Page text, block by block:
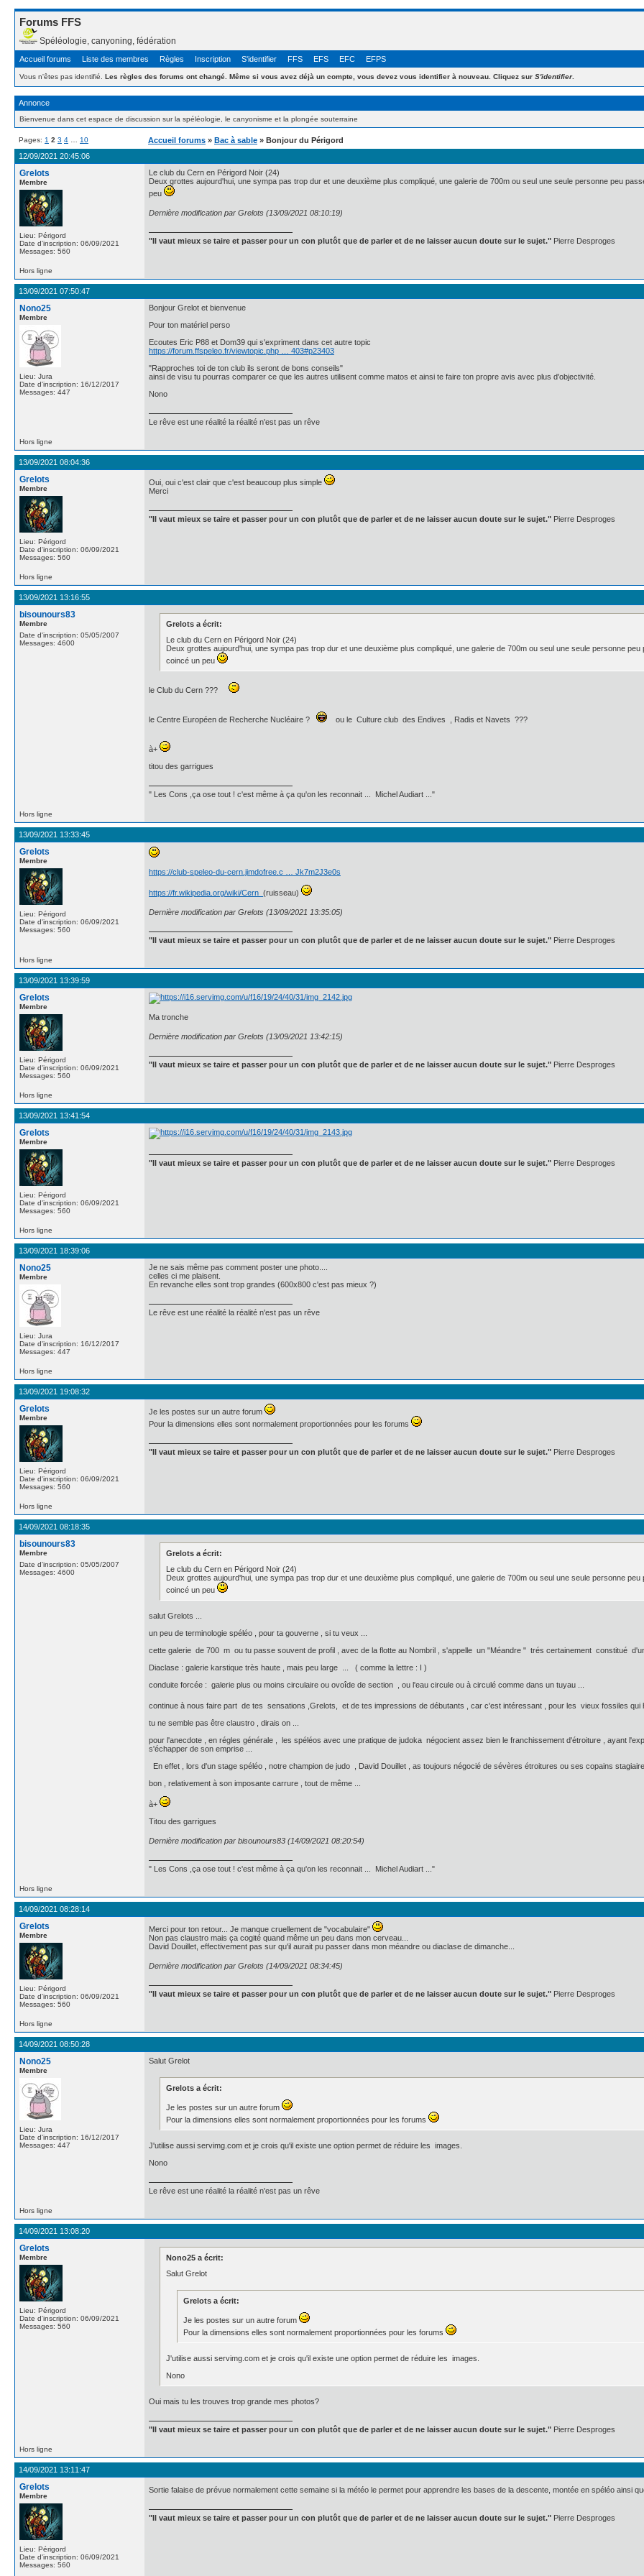
Forums FFS
Spéléologie, canyoning, fédération
Accueil forums Liste des membres Règles Inscription S'identifier FFS EFS EFC EFPS
Vous n'êtes pas identifié. Les règles des forums ont changé. Même si vous avez déjà un compte, vous devez vous identifier à nouveau. Cliquez sur S'identifier.
Annonce
Bienvenue dans cet espace de discussion sur la spéléologie, le canyonisme et la plongée souterraine
Pages: 1 2 3 4 10 Accueil forums » Bac à sable » Bonjour du Périgord
12/09/2021 20:45:06
Grelots
Membre
Lieu: Périgord
Date d'inscription: 06/09/2021
Messages: 560
Le club du Cern en Périgord Noir (24)
Deux grottes aujourd'hui, une sympa pas trop dur et une deuxième plus compliqué, une galerie de 700m ou seul une seule personne peu
peu
Dernière modification par Grelots (13/09/2021 08:10:19)
"Il vaut mieux se taire et passer pour un con plutôt que de parler et de ne laisser aucun doute sur le sujet." Pierre Desproges
Hors ligne
13/09/2021 07:50:47
Nono25
Membre
Lieu: Jura
Date d'inscription: 16/12/2017
Messages: 447
Bonjour Grelot et bienvenue
Pour ton matériel perso
Ecoutes Eric P88 et Dom39 qui s'expriment dans cet autre topic
https://forum.ffspeleo.fr/viewtopic.php … 403#p23403
"Rapproches toi de ton club ils seront de bons conseils"
ainsi de visu tu pourras comparer ce que les autres utilisent comme matos et ainsi te faire ton propre avis avec plus d'objectivité.
Nono
Le rêve est une réalité la réalité n'est pas un rêve
Hors ligne
13/09/2021 08:04:36
Grelots
Membre
Lieu: Périgord
Date d'inscription: 06/09/2021
Messages: 560
Oui, oui c'est clair que c'est beaucoup plus simple
Merci
"Il vaut mieux se taire et passer pour un con plutôt que de parler et de ne laisser aucun doute sur le sujet." Pierre Desproges
Hors ligne
13/09/2021 13:16:55
bisounours83
Membre
Date d'inscription: 05/05/2007
Messages: 4600
Grelots a écrit:
Le club du Cern en Périgord Noir (24)
Deux grottes aujourd'hui, une sympa pas trop dur et une deuxième plus compliqué, une galerie de 700m ou seul une seule personne
coincé un peu
le Club du Cern ???
le Centre Européen de Recherche Nucléaire ? ou le Culture club des Endives , Radis et Navets ???
à+
titou des garrigues
" Les Cons ,ça ose tout ! c'est même à ça qu'on les reconnait ... Michel Audiart ..."
Hors ligne
13/09/2021 13:33:45
Grelots
Membre
Lieu: Périgord
Date d'inscription: 06/09/2021
Messages: 560
https://club-speleo-du-cern.jimdofree.c … Jk7m2J3e0s
https://fr.wikipedia.org/wiki/Cern_ (ruisseau)
Dernière modification par Grelots (13/09/2021 13:35:05)
"Il vaut mieux se taire et passer pour un con plutôt que de parler et de ne laisser aucun doute sur le sujet." Pierre Desproges
Hors ligne
13/09/2021 13:39:59
Grelots
Membre
Lieu: Périgord
Date d'inscription: 06/09/2021
Messages: 560
Ma tronche
Dernière modification par Grelots (13/09/2021 13:42:15)
"Il vaut mieux se taire et passer pour un con plutôt que de parler et de ne laisser aucun doute sur le sujet." Pierre Desproges
Hors ligne
13/09/2021 13:41:54
Grelots
Membre
Lieu: Périgord
Date d'inscription: 06/09/2021
Messages: 560
"Il vaut mieux se taire et passer pour un con plutôt que de parler et de ne laisser aucun doute sur le sujet." Pierre Desproges
Hors ligne
13/09/2021 18:39:06
Nono25
Membre
Lieu: Jura
Date d'inscription: 16/12/2017
Messages: 447
Je ne sais même pas comment poster une photo....
celles ci me plaisent.
En revanche elles sont trop grandes (600x800 c'est pas mieux ?)
Le rêve est une réalité la réalité n'est pas un rêve
Hors ligne
13/09/2021 19:08:32
Grelots
Membre
Lieu: Périgord
Date d'inscription: 06/09/2021
Messages: 560
Je les postes sur un autre forum
Pour la dimensions elles sont normalement proportionnées pour les forums
"Il vaut mieux se taire et passer pour un con plutôt que de parler et de ne laisser aucun doute sur le sujet." Pierre Desproges
Hors ligne
14/09/2021 08:18:35
bisounours83
Membre
Date d'inscription: 05/05/2007
Messages: 4600
Grelots a écrit:
Le club du Cern en Périgord Noir (24)
Deux grottes aujourd'hui, une sympa pas trop dur et une deuxième plus compliqué, une galerie de 700m ou seul une seule personne
coincé un peu
salut Grelots ...
un peu de terminologie spéléo , pour ta gouverne , si tu veux ...
cette galerie de 700 m ou tu passe souvent de profil , avec de la flotte au Nombril , s'appelle un "Méandre " trés certainement constitué
Diaclase : galerie karstique très haute , mais peu large ... ( comme la lettre : I )
conduite forcée : galerie plus ou moins circulaire ou ovoîde de section , ou l'eau circule ou à circulé comme dans un tuyau ...
continue à nous faire part de tes sensations ,Grelots, et de tes impressions de débutants , car c'est intéressant , pour les vieux fossiles qui
tu ne semble pas être claustro , dirais on ...
pour l'anecdote , en régles générale , les spéléos avec une pratique de judoka négocient assez bien le franchissement d'étroiture , ayant
s'échapper de son emprise ...
En effet , lors d'un stage spéléo , notre champion de judo , David Douillet , as toujours négocié de sévères étroitures ou ses copains
bon , relativement à son imposante carrure , tout de même ...
à+
Titou des garrigues
Dernière modification par bisounours83 (14/09/2021 08:20:54)
" Les Cons ,ça ose tout ! c'est même à ça qu'on les reconnait ... Michel Audiart ..."
Hors ligne
14/09/2021 08:28:14
Grelots
Membre
Lieu: Périgord
Date d'inscription: 06/09/2021
Messages: 560
Merci pour ton retour... Je manque cruellement de "vocabulaire"
Non pas claustro mais ça cogité quand même un peu dans mon cerveau...
David Douillet, effectivement pas sur qu'il aurait pu passer dans mon méandre ou diaclase de dimanche...
Dernière modification par Grelots (14/09/2021 08:34:45)
"Il vaut mieux se taire et passer pour un con plutôt que de parler et de ne laisser aucun doute sur le sujet." Pierre Desproges
Hors ligne
14/09/2021 08:50:28
Nono25
Membre
Lieu: Jura
Date d'inscription: 16/12/2017
Messages: 447
Salut Grelot
Grelots a écrit:
Je les postes sur un autre forum
Pour la dimensions elles sont normalement proportionnées pour les forums
J'utilise aussi servimg.com et je crois qu'il existe une option permet de réduire les images.
Nono
Le rêve est une réalité la réalité n'est pas un rêve
Hors ligne
14/09/2021 13:08:20
Grelots
Membre
Lieu: Périgord
Date d'inscription: 06/09/2021
Messages: 560
Nono25 a écrit:
Salut Grelot
Grelots a écrit:
Je les postes sur un autre forum
Pour la dimensions elles sont normalement proportionnées pour les forums
J'utilise aussi servimg.com et je crois qu'il existe une option permet de réduire les images.
Nono
Oui mais tu les trouves trop grande mes photos?
"Il vaut mieux se taire et passer pour un con plutôt que de parler et de ne laisser aucun doute sur le sujet." Pierre Desproges
Hors ligne
14/09/2021 13:11:47
Grelots
Membre
Lieu: Périgord
Date d'inscription: 06/09/2021
Messages: 560
Sortie falaise de prévue normalement cette semaine si la météo le permet pour apprendre les bases de la descente, montée en spéléo ainsi
"Il vaut mieux se taire et passer pour un con plutôt que de parler et de ne laisser aucun doute sur le sujet." Pierre Desproges